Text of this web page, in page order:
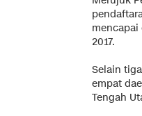
2017.
Selain
empat
Tengah